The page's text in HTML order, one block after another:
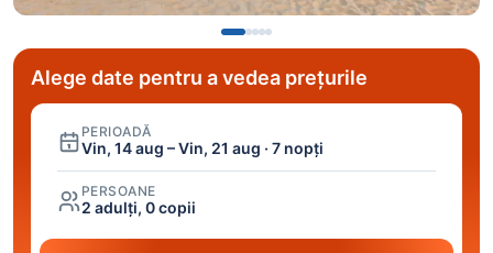
Alege date pentru a vedea prețurile
PERIOADĂ
Vin, 14 aug – Vin, 21 aug · 7 nopți
PERSOANE
2 adulți, 0 copii